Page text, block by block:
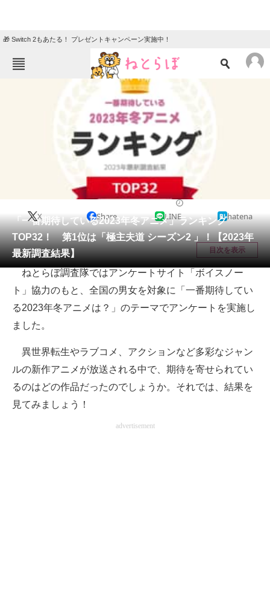
🎁 Switch 2もあたる！ プレゼントキャンペーン実施中！
ニュース
クイズ
地域
教育・育児
リサーチ
会員記事
メディア
注目記事を集めた総合ページ
ITの今と未来を見通す
スマホと通信の最新トレンド
進化するPCとデバイスの未来
好きが集まる 比べて選べる
ビジネスと働き方のヒント
「一番期待している2023年冬アニメ」ランキング
TOP32！ 第1位は「極主夫道 シーズン2 」！【2023年
最新調査結果】
X Share LINE hatena
目次を表示
ねとらぼ調査隊ではアンケートサイト「ボイスノー
ト」協力のもと、全国の男女を対象に「一番期待してい
る2023年冬アニメは？」のテーマでアンケートを実施し
ました。
異世界転生やラブコメ、アクションなど多彩なジャン
ルの新作アニメが放送される中で、期待を寄せられてい
るのはどの作品だったのでしょうか。それでは、結果を
見てみましょう！
advertisement